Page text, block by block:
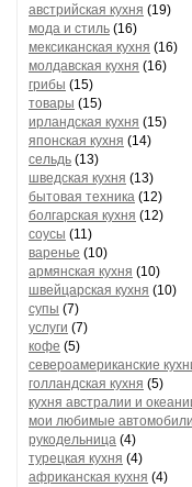
австрийская кухня (19)
мода и стиль (16)
мексиканская кухня (16)
молдавская кухня (16)
грибы (15)
товары (15)
ирландская кухня (15)
японская кухня (14)
сельдь (13)
шведская кухня (13)
бытовая техника (12)
болгарская кухня (12)
соусы (11)
варенье (10)
армянская кухня (10)
швейцарская кухня (10)
супы (7)
услуги (7)
кофе (5)
североамериканские
голландская кухня (5)
кухня австралии и
мои любимые автомобили
рукодельница (4)
турецкая кухня (4)
африканская кухня (4)